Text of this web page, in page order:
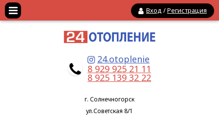
Вход /Регистрация
24.otoplenie
8 929 925 21 11
8 925 139 32 22
г. Солнечногорск
ул.Советская 8/1